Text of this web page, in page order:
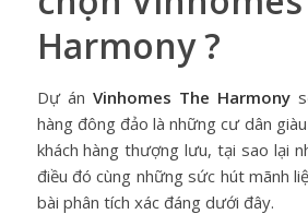
Harmony ?
Dự án Vinhomes The Harmony
hàng đông đảo là những cư dân
khách hàng thượng lưu, tại sao lại
điều đó cùng những sức hút mãnh
bài phân tích xác đáng dưới đây.